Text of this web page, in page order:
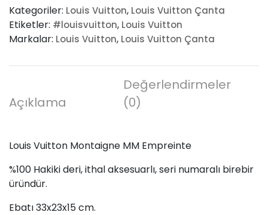
MM
Empreinte
adet
Kategoriler: Louis Vuitton, Louis Vuitton Çanta
Etiketler: #louisvuitton, Louis Vuitton
Markalar: Louis Vuitton, Louis Vuitton Çanta
Açıklama
Değerlendirmeler
(0)
Louis Vuitton Montaigne MM Empreinte
%100 Hakiki deri, ithal aksesuarlı, seri numaralı birebir
üründür.
Ebatı 33x23x15 cm.